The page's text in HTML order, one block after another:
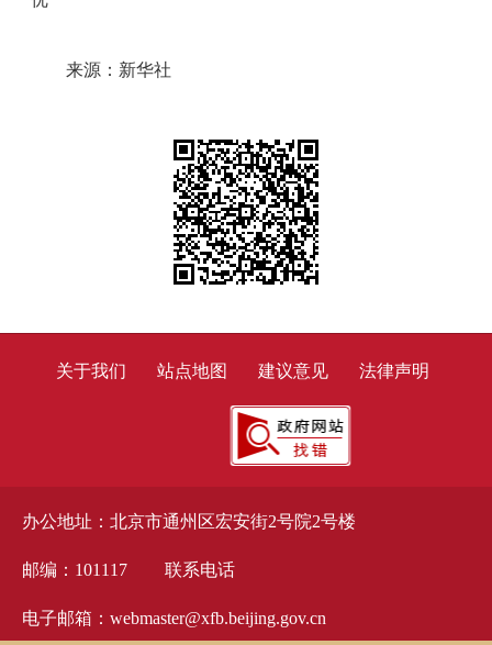
来源：新华社
办公地址：北京市通州区宏安街2号院2号楼
邮编：101117 联系电话
电子邮箱：webmaster@xfb.beijing.gov.cn
关于我们 站点地图 建议意见 法律声明